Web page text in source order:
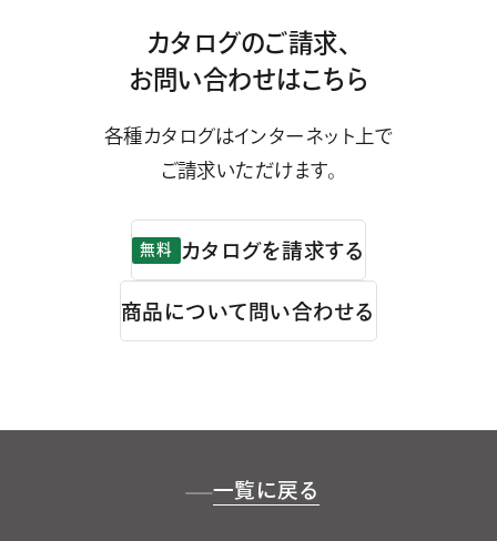
カタログのご請求、
お問い合わせはこちら
各種カタログはインターネット上で
ご請求いただけます。
無料 カタログを請求する
商品について問い合わせる
一覧に戻る